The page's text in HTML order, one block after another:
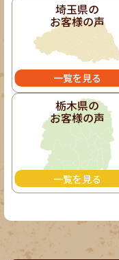
埼玉県の
お客様の声
一覧を見る
栃木県の
お客様の声
一覧を見る